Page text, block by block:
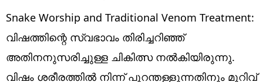
Lifestyle
world
Snake Worship and Traditional Venom Treatment:
വിഷത്തിന്റെ സ്വഭാവം തിരിച്ചറിഞ്ഞ്
അതിനനുസരിച്ചുള്ള ചികിത്സ നൽകിയിരുന്നു.
വിഷം ശരീരത്തിൽ നിന്ന് പുറന്തള്ളുന്നതിനും മുറിവ്